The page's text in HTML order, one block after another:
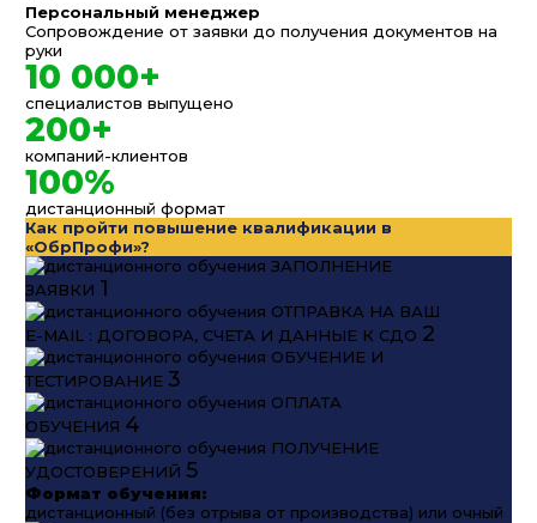
Персональный менеджер
Сопровождение от заявки до получения документов на
руки
10 000+
специалистов выпущено
200+
компаний-клиентов
100%
дистанционный формат
Как пройти повышение квалификации в
«ОбрПрофи»?
ЗАПОЛНЕНИЕ
ЗАЯВКИ 1
ОТПРАВКА НА ВАШ
E-MAIL : ДОГОВОРА, СЧЕТА И ДАННЫЕ К СДО 2
ОБУЧЕНИЕ И
ТЕСТИРОВАНИЕ 3
ОПЛАТА
ОБУЧЕНИЯ 4
ПОЛУЧЕНИЕ
УДОСТОВЕРЕНИЙ 5
Формат обучения:
дистанционный (без отрыва от производства) или очный